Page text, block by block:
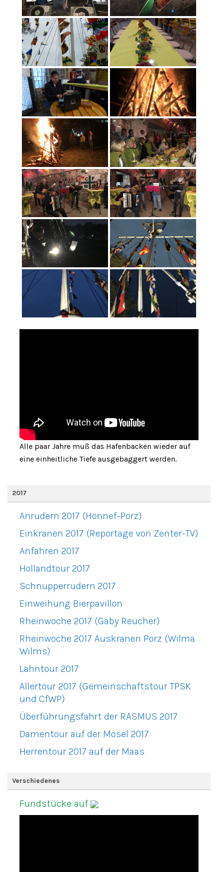
Alle paar Jahre muß das Hafenbacken wieder auf
eine einheitliche Tiefe ausgebaggert werden.
2017
Anrudern 2017 (Honnef-Porz)
Einkranen 2017 (Reportage von Zenter-TV)
Anfahren 2017
Hollandtour 2017
Schnupperrudern 2017
Einweihung Bierpavillon
Rheinwoche 2017 (Gaby Reucher)
Rheinwoche 2017 Auskranen Porz (Wilma
Wilms)
Lahntour 2017
Allertour 2017 (Gemeinschaftstour TPSK
und CfWP)
Überführungsfahrt der RASMUS 2017
Damentour auf der Mosel 2017
Herrentour 2017 auf der Maas
Verschiedenes
Fundstücke auf